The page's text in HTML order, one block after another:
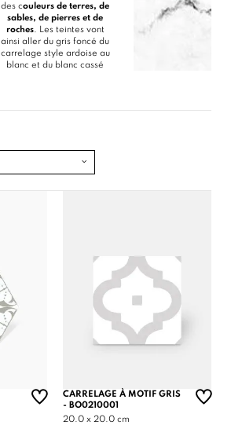
des couleurs de terres, de
sables, de pierres et de
roches. Les teintes vont
ainsi aller du gris foncé du
carrelage style ardoise au
blanc et du blanc cassé
x 60 cm ou du carrelage
dessin sur sa surface
CARRELAGE À MOTIF GRIS
- BO0210001
20.0 x 20.0 cm